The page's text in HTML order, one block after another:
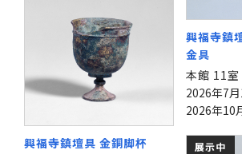
興福寺鎮
金具
本館 11室
2026年7
2026年10
興福寺鎮壇具 金銅脚杯
展示中